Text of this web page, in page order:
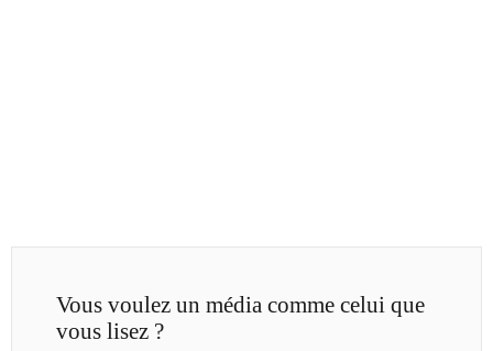
Vous voulez un média comme celui que
vous lisez ?